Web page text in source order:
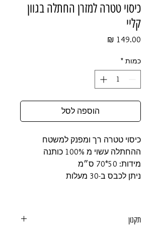
כיסוי טטרה למזרן החתלה בגוון
קליי
כמות *
הוספה לסל
כיסוי טטרה רך ומפנק למשטח
ההחתלה עשוי מ 100% כותנה
מידות: 50*70 ס״מ
ניתן לכבס ב-30 מעלות
תקנון